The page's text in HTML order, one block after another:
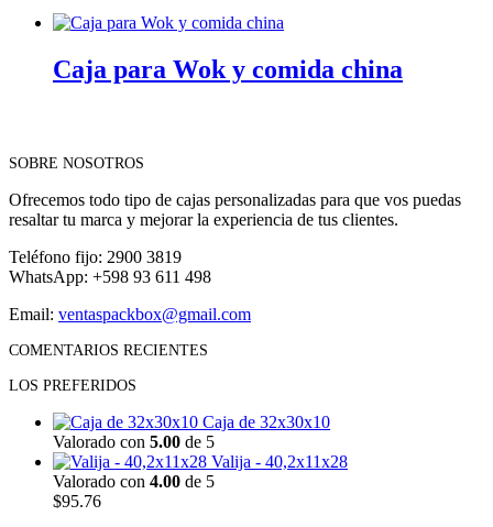
Caja para Wok y comida china
SOBRE NOSOTROS
Ofrecemos todo tipo de cajas personalizadas para que vos puedas
resaltar tu marca y mejorar la experiencia de tus clientes.
Teléfono fijo: 2900 3819
WhatsApp: +598 93 611 498
Email: ventaspackbox@gmail.com
COMENTARIOS RECIENTES
LOS PREFERIDOS
Caja de 32x30x10
Valorado con 5.00 de 5
Valija - 40,2x11x28
Valorado con 4.00 de 5
$95.76